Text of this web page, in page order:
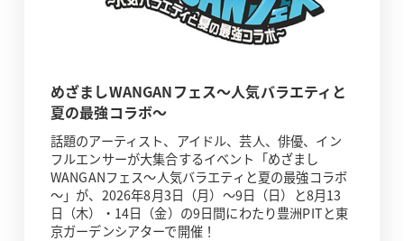
めざましWANGANフェス～人気バラエティと
夏の最強コラボ～
話題のアーティスト、アイドル、芸人、俳優、イン
フルエンサーが大集合するイベント「めざまし
WANGANフェス～人気バラエティと夏の最強コラボ
～」が、2026年8月3日（月）～9日（日）と8月13
日（木）・14日（金）の9日間にわたり豊洲PITと東
京ガーデンシアターで開催！